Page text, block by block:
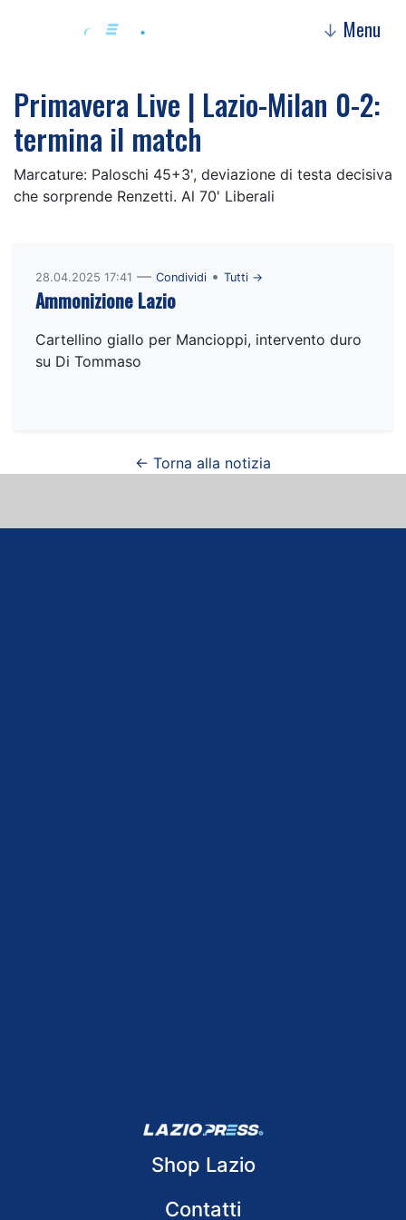
↓ Menu
Primavera Live | Lazio-Milan 0-2:
termina il match
Marcature: Paloschi 45+3', deviazione di testa decisiva
che sorprende Renzetti. Al 70' Liberali
28.04.2025 17:41 — Condividi • Tutti →
Ammonizione Lazio
Cartellino giallo per Mancioppi, intervento duro
su Di Tommaso
← Torna alla notizia
Shop Lazio
Contatti